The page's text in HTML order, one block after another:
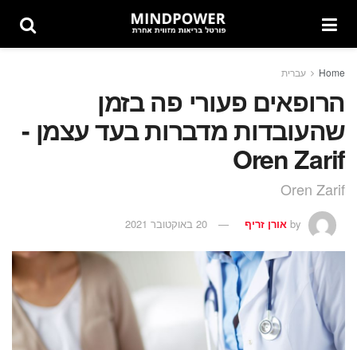
Home עברית
הרופאים פעורי פה בזמן
שהעובדות מדברות בעד עצמן -
Oren Zarif
Oren Zarif
by אורן זריף 20 באוקטובר 2021